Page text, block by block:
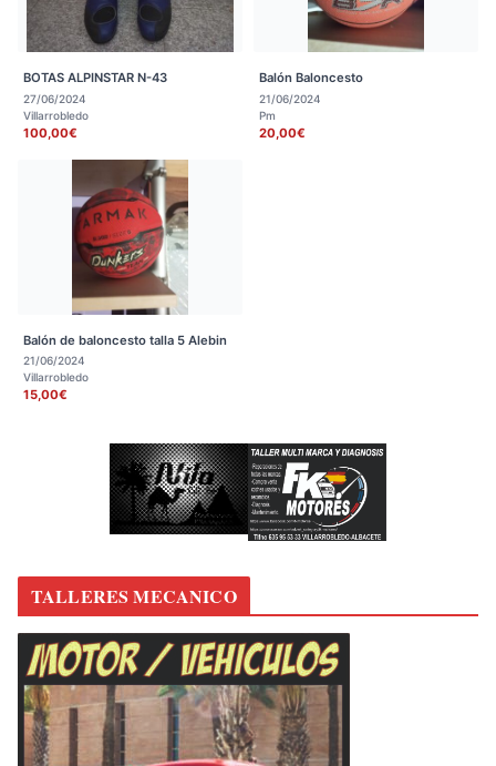
BOTAS ALPINSTAR N-43
27/06/2024
Villarrobledo
100,00€
Balón Baloncesto
21/06/2024
Pm
20,00€
Balón de baloncesto talla 5 Alebin
21/06/2024
Villarrobledo
15,00€
TALLERES MECANICO